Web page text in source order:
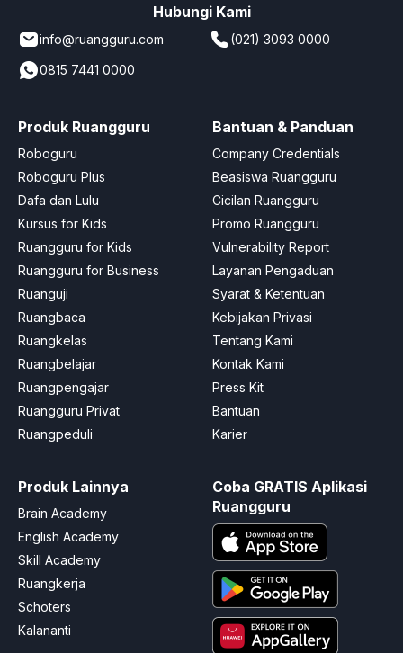
Hubungi Kami
info@ruangguru.com
(021) 3093 0000
0815 7441 0000
Produk Ruangguru
Roboguru
Roboguru Plus
Dafa dan Lulu
Kursus for Kids
Ruangguru for Kids
Ruangguru for Business
Ruanguji
Ruangbaca
Ruangkelas
Ruangbelajar
Ruangpengajar
Ruangguru Privat
Ruangpeduli
Bantuan & Panduan
Company Credentials
Beasiswa Ruangguru
Cicilan Ruangguru
Promo Ruangguru
Vulnerability Report
Layanan Pengaduan
Syarat & Ketentuan
Kebijakan Privasi
Tentang Kami
Kontak Kami
Press Kit
Bantuan
Karier
Produk Lainnya
Brain Academy
English Academy
Skill Academy
Ruangkerja
Schoters
Kalananti
Coba GRATIS Aplikasi
Ruangguru